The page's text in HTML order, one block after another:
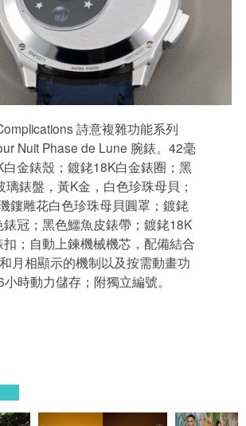
詩意複雜功能系列
Nuit Phase de Lune 腕錶。42毫
金錶殼；鍍銠18K白金錶圈；黑
璃錶盤，黃K金，白色珍珠母貝；
鏤雕花白色珍珠母貝圓罩；鍍銠
錶冠；黑色鱷魚皮錶帶；鍍銠18K
扣；自動上鍊機械機芯，配備結合
月相顯示的機制以及按需動畫功
時動力儲存；附獨立編號。